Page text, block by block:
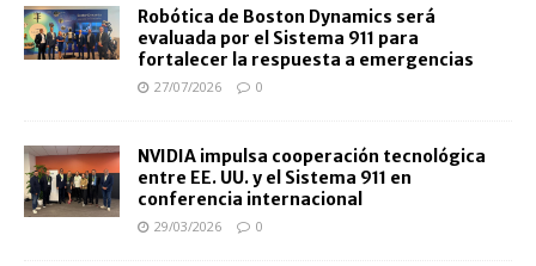
Robótica de Boston Dynamics será
evaluada por el Sistema 911 para
fortalecer la respuesta a emergencias
27/07/2026 0
NVIDIA impulsa cooperación tecnológica
entre EE. UU. y el Sistema 911 en
conferencia internacional
29/03/2026 0